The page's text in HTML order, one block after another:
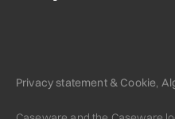
Privacy statement & Cookie,